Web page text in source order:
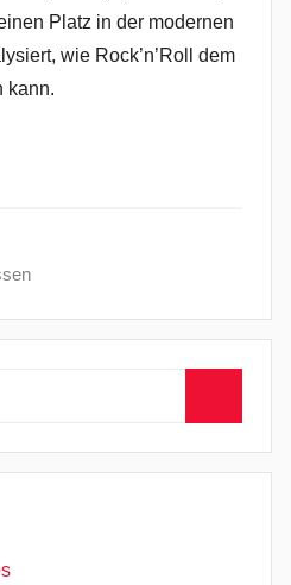
Platz in der modernen
wie Rock’n’Roll dem
kann.